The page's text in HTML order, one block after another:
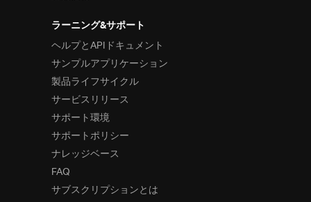
リソース
製品ヘルプ
ナレッジベース
サンプルアプリケーション
お客様導入事例
ウェビナー
Blog
ダウンロード
ご購入
製品のご購入方法
製品価格
ラーニング&サポート
ヘルプとAPIドキュメント
サンプルアプリケーション
製品ライフサイクル
サービスリリース
サポート環境
サポートポリシー
ナレッジベース
FAQ
サブスクリプションとは